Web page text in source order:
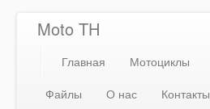
Moto TH
Главная Мотоциклы
Файлы
О нас
Контакты